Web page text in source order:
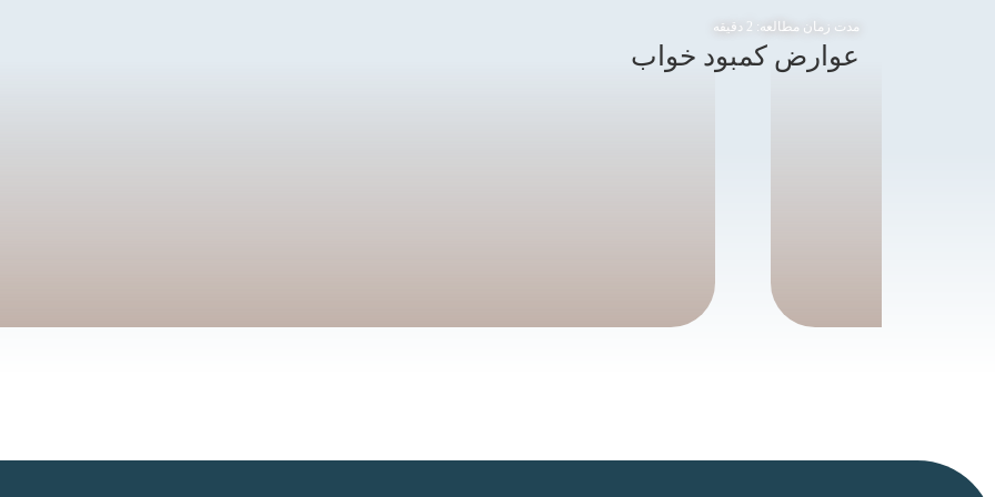
مدت زمان مطالعه: 2 دقیقه
عوارض کمبود خواب